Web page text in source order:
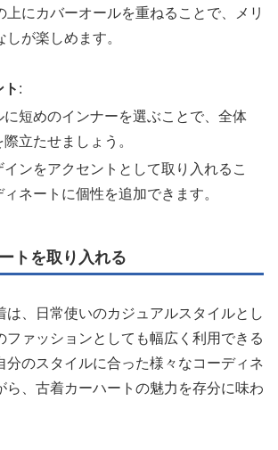
上にカバーオールを重ねることで、メリ
が楽しめます。
:
に短めのインナーを選ぶことで、全体
立たせましょう。
ンをアクセントとして取り入れるこ
ネートに個性を追加できます。
トを取り入れる
は、日常使いのカジュアルスタイルとし
ファッションとしても幅広く利用できる
分のスタイルに合った様々なコーディネ
ら、古着カーハートの魅力を存分に味わ